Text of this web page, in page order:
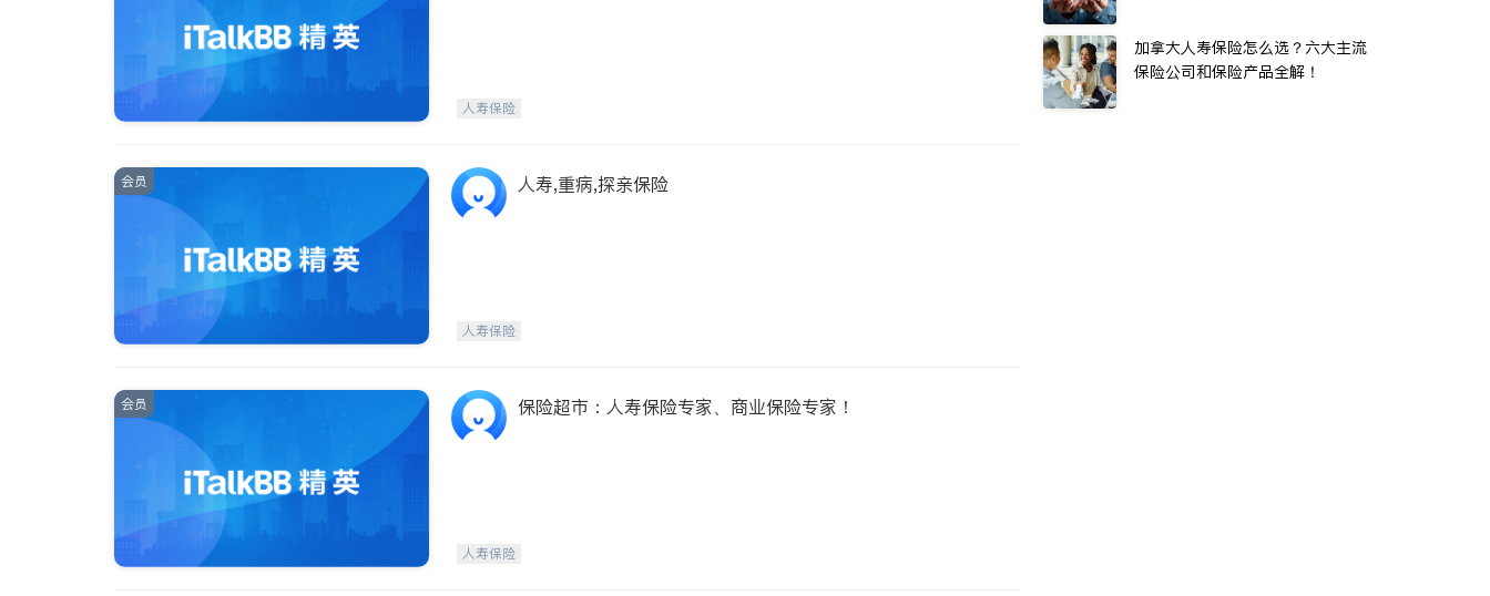
人寿保险
会员 人寿,重病,探亲保险
人寿保险
会员 保险超市：人寿保险专家、商业保险专家！
人寿保险
加拿大人寿保险怎么选？六大主流
保险公司和保险产品全解！